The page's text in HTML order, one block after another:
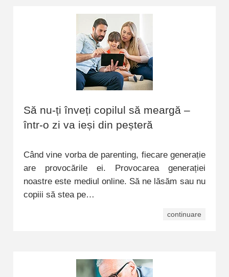
Să nu-ți înveți copilul să meargă –
într-o zi va ieși din peșteră
Când vine vorba de parenting, fiecare generație
are provocările ei. Provocarea generației
noastre este mediul online. Să ne lăsăm sau nu
copiii să stea pe…
continuare